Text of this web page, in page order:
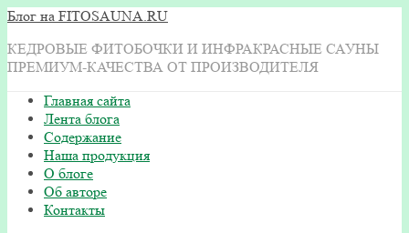
Блог на FITOSAUNA.RU
КЕДРОВЫЕ ФИТОБОЧКИ И ИНФРАКРАСНЫЕ САУНЫ
ПРЕМИУМ-КАЧЕСТВА ОТ ПРОИЗВОДИТЕЛЯ
Главная сайта
Лента блога
Содержание
Наша продукция
О блоге
Об авторе
Контакты